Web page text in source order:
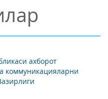
ахборот
коммуникацияларни